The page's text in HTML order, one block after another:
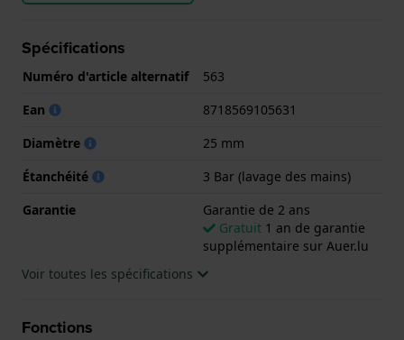
Spécifications
Numéro d'article alternatif
563
Ean
8718569105631
Diamètre
25 mm
Étanchéité
3 Bar (lavage des mains)
Garantie
Garantie de 2 ans
Gratuit 1 an de garantie
supplémentaire sur Auer.lu
Voir toutes les spécifications
Fonctions